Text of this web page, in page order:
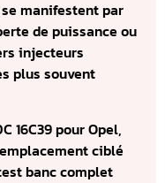
se manifestent par
de puissance ou
injecteurs
plus souvent
16C39 pour Opel,
ciblé
banc complet